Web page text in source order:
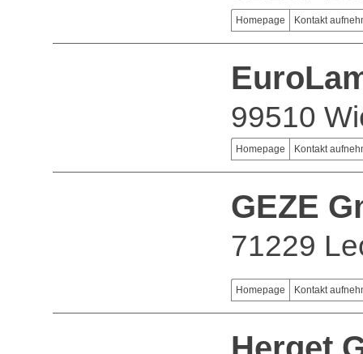
Homepage Kontakt
99510
Homepage Kontakt
GEZE
71229
Homepage Kontakt